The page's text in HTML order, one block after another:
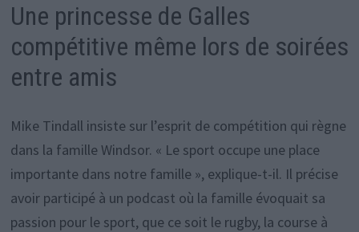
Une princesse de Galles
compétitive même lors de soirées
entre amis
Mike Tindall insiste sur l’esprit de compétition qui règne
dans la famille Windsor. « Le sport occupe une place
importante dans notre famille », explique-t-il. Il précise
avoir participé à un podcast où la famille évoquait sa
passion pour le sport, que ce soit le rugby, la course à